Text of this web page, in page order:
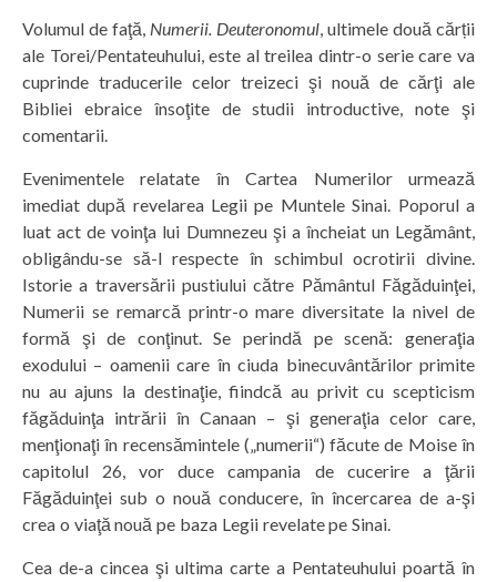
Volumul de faţă, Numerii. Deuteronomul, ultimele două cărții
ale Torei/Pentateuhului, este al treilea dintr-o serie care va
cuprinde traducerile celor treizeci şi nouă de cărţi ale
Bibliei ebraice însoţite de studii introductive, note şi
comentarii.
Evenimentele relatate în Cartea Numerilor urmează
imediat după revelarea Legii pe Muntele Sinai. Poporul a
luat act de voinţa lui Dumnezeu şi a încheiat un Legământ,
obligându-se să-l respecte în schimbul ocrotirii divine.
Istorie a traversării pustiului către Pământul Făgăduinţei,
Numerii se remarcă printr-o mare diversitate la nivel de
formă şi de conţinut. Se perindă pe scenă: generaţia
exodului – oamenii care în ciuda binecuvântărilor primite
nu au ajuns la destinaţie, fiindcă au privit cu scepticism
făgăduinţa intrării în Canaan – şi generaţia celor care,
menţionaţi în recensămintele („numerii“) făcute de Moise în
capitolul 26, vor duce campania de cucerire a ţării
Făgăduinţei sub o nouă conducere, în încercarea de a-şi
crea o viaţă nouă pe baza Legii revelate pe Sinai.
Cea de-a cincea şi ultima carte a Pentateuhului poartă în